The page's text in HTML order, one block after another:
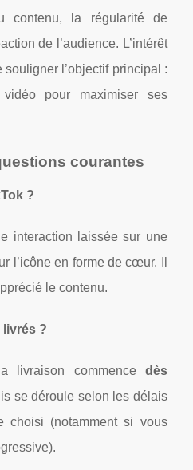
contenu, la régularité de
de l’audience. L’intérêt
l’objectif principal :
pour maximiser ses
courantes
?
interaction laissée sur une
l’icône en forme de cœur. Il
le contenu.
livrés ?
livraison commence dès
se déroule selon les délais
choisi (notamment si vous